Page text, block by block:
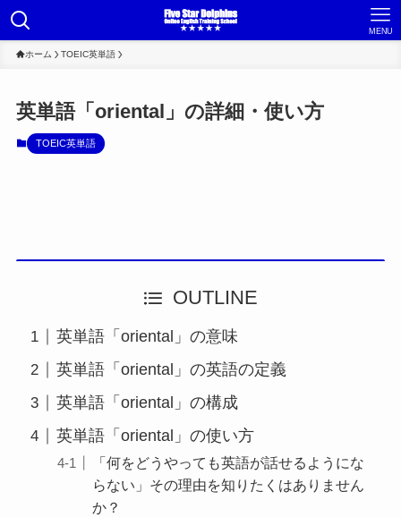
MENU
ホーム TOEIC英単語
英単語「oriental」の詳細・使い方
TOEIC英単語
OUTLINE
英単語「oriental」の意味
英単語「oriental」の英語の定義
英単語「oriental」の構成
英単語「oriental」の使い方
「何をどうやっても英語が話せるようにな
らない」その理由を知りたくはありません
か？